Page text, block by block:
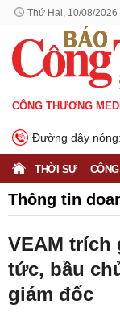
Thứ Hai, 10/08/2026
CÔNG THƯƠNG
Đường dây nóng:
THỜI SỰ
Thông tin
Thông tin
VEAM trích
tức, bầu
giám đốc